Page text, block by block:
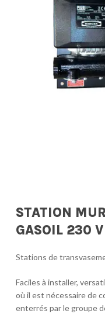
STATION
GASOIL 230
Stations de
Faciles à installer,
où il est nécessaire de
enterrés par le groupe